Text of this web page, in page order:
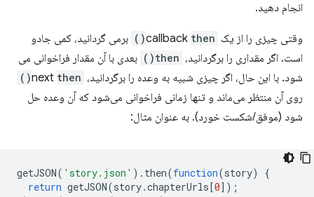
انجام دهید.
وقتی چیزی را از یک callback then()
برمی گردانید، کمی جادو
است. اگر مقداری را برگردانید، then()
بعدی با آن مقدار فراخوانی می
شود. با این حال، اگر چیزی شبیه به وعده را برگردانید، next then()
روی آن منتظر می‌ماند و تنها زمانی فراخوانی می‌شود که آن وعده حل
شود (موفق/شکست خورد). به عنوان مثال:
getJSON( 'story.json' ). then(function(story)
{
return getJSON(story.chapterUrls[0]);